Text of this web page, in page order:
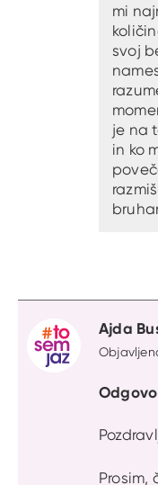
mi
svoj
je na
in ko
Ajda
Prosim,